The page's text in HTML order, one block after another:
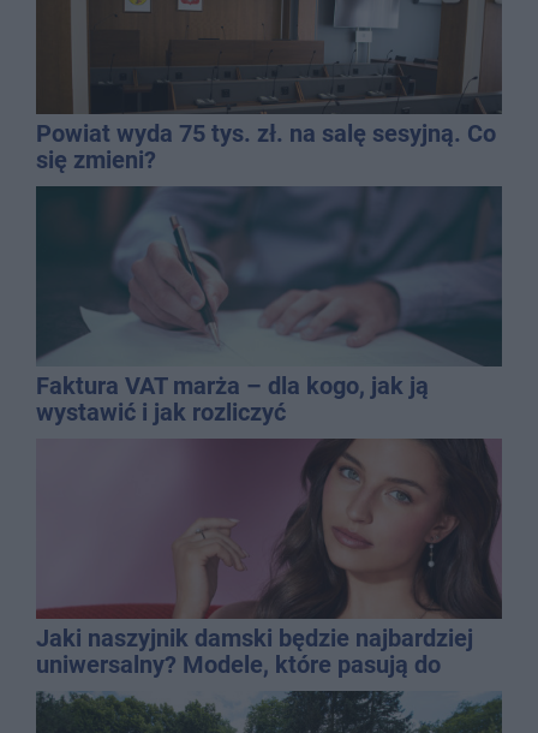
Powiat wyda 75 tys. zł. na salę sesyjną. Co
się zmieni?
Faktura VAT marża – dla kogo, jak ją
wystawić i jak rozliczyć
Jaki naszyjnik damski będzie najbardziej
uniwersalny? Modele, które pasują do
wielu stylizacji